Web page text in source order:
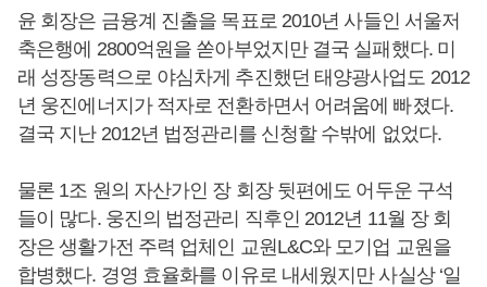
윤 회장은 금융계 진출을 목표로 2010년 사들인 서울저
축은행에 2800억원을 쏟아부었지만 결국 실패했다. 미
래 성장동력으로 야심차게 추진했던 태양광사업도 2012
년 웅진에너지가 적자로 전환하면서 어려움에 빠졌다.
결국 지난 2012년 법정관리를 신청할 수밖에 없었다.
물론 1조 원의 자산가인 장 회장 뒷편에도 어두운 구석
들이 많다. 웅진의 법정관리 직후인 2012년 11월 장 회
장은 생활가전 주력 업체인 교원L&C와 모기업 교원을
합병했다. 경영 효율화를 이유로 내세웠지만 사실상 ‘일